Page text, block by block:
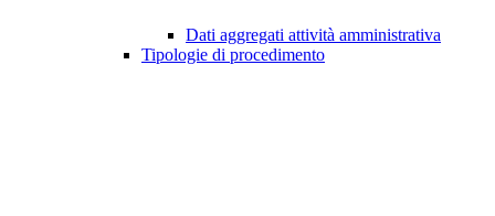
Dati aggregati attività amministrativa
Tipologie di procedimento